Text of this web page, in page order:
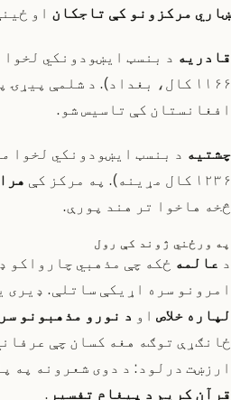
ښاري مرکزونو کې تاجکان او
قادریه د بنسټ ایښودونکي لخوا
۱۱۶۶ کال، بغداد). د شلمې
افغانستان کې تاسیس شو.
چشتیه د بنسټ ایښودونکي لخوا
۱۲۳۶ کال مړینه). په مرکز کې
څخه هاخوا تر هند پورې.
په ورځني ژوند کې رول
د عالمه ځکه چې مذهبي چارواکو
امرونو سره اړیکې ساتلې. ډیری
لپاره خلاص او د نورو مذهبونو
ځانګړې توګه هغه کسان چې
ارزښت درلود: د دوی شعرونه په
قرآن کریم د پیغام تفسیر .